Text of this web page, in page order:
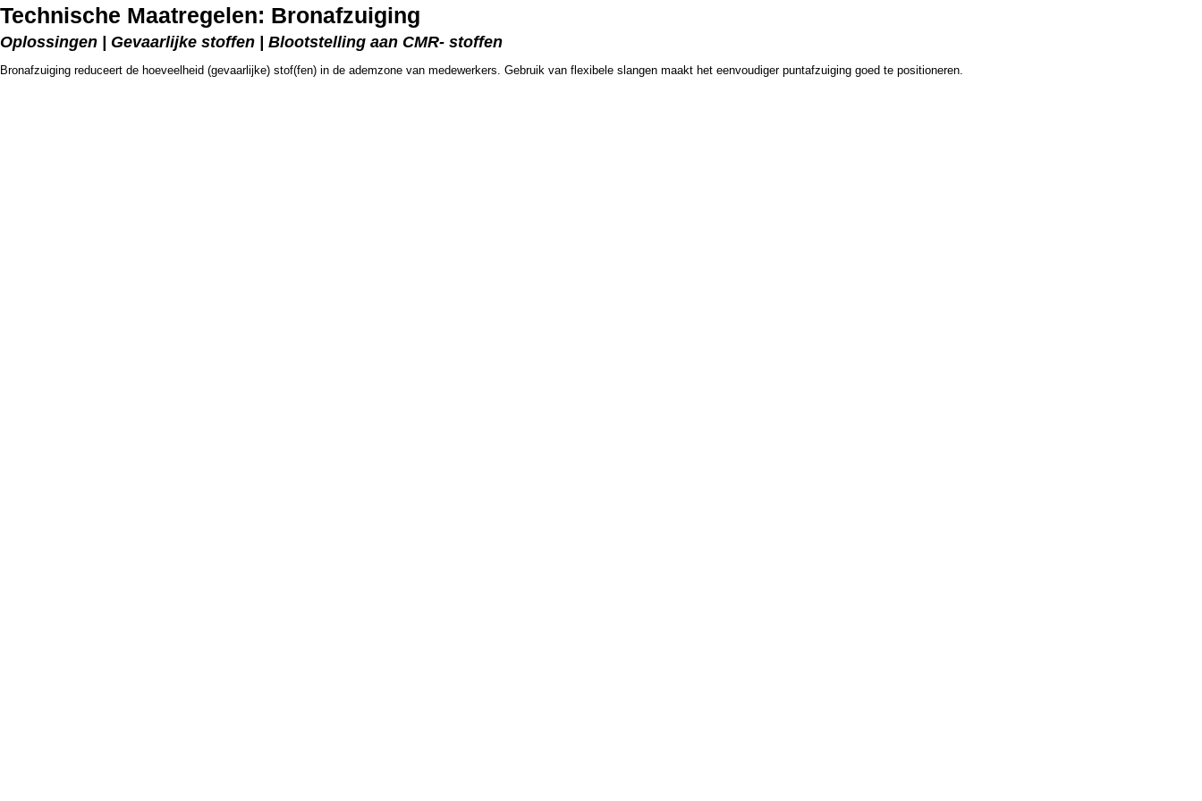
Technische Maatregelen: Bronafzuiging
Oplossingen | Gevaarlijke stoffen | Blootstelling aan CMR- stoffen
Bronafzuiging reduceert de hoeveelheid (gevaarlijke) stof(fen) in de ademzone van medewerkers. Gebruik van flexibele slangen maakt het eenvoudiger puntafzuiging goed te positioneren.